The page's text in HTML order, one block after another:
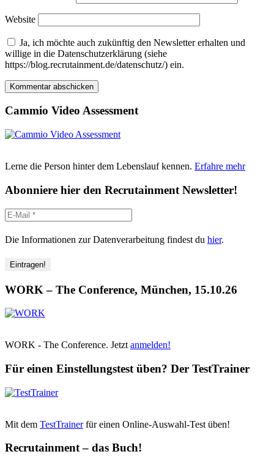
Website
Ja, ich möchte auch zukünftig den Newsletter erhalten und
willige in die Datenschutzerklärung (siehe
https://blog.recrutainment.de/datenschutz/) ein.
Cammio Video Assessment
Lerne die Person hinter dem Lebenslauf kennen. Erfahre mehr
Abonniere hier den Recrutainment Newsletter!
Die Informationen zur Datenverarbeitung findest du hier.
WORK – The Conference, München, 15.10.26
WORK - The Conference. Jetzt anmelden!
Für einen Einstellungstest üben? Der TestTrainer
Mit dem TestTrainerfür einen Online-Auswahl-Test üben!
Recrutainment – das Buch!